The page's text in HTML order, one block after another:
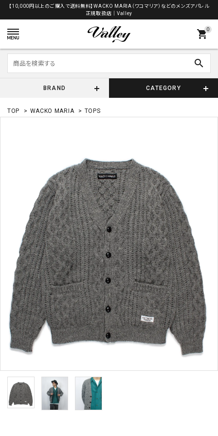
【10,000円以上のご購入で送料無料】WACKO MARIA（ワコマリア）などのメンズアパレル
正規取扱店│Valley
0
shopping_cart
search
BRAND CATEGORY
TOP > WACKO MARIA > TOPS